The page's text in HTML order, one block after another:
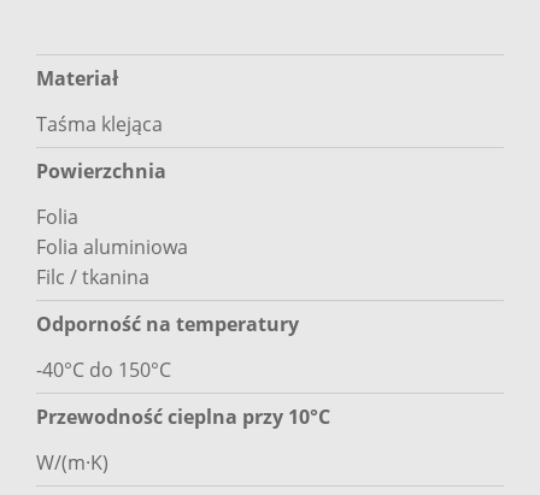
Materiał
Taśma klejąca
Powierzchnia
Folia
Folia aluminiowa
Filc / tkanina
Odporność na temperatury
-40°C do 150°C
Przewodność cieplna przy 10°C
W/(m·K)